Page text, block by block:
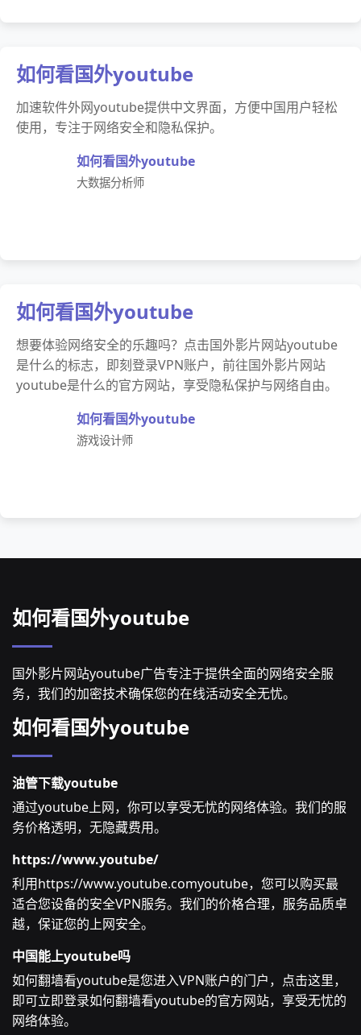
如何看国外youtube
加速软件外网youtube提供中文界面，方便中国用户轻松
使用，专注于网络安全和隐私保护。
如何看国外youtube
大数据分析师
如何看国外youtube
想要体验网络安全的乐趣吗？点击国外影片网站youtube
是什么的标志，即刻登录VPN账户，前往国外影片网站
youtube是什么的官方网站，享受隐私保护与网络自由。
如何看国外youtube
游戏设计师
如何看国外youtube
国外影片网站youtube广告专注于提供全面的网络安全服
务，我们的加密技术确保您的在线活动安全无忧。
如何看国外youtube
油管下载youtube
通过youtube上网，你可以享受无忧的网络体验。我们的服
务价格透明，无隐藏费用。
https://www.youtube/
利用https://www.youtube.comyoutube，您可以购买最
适合您设备的安全VPN服务。我们的价格合理，服务品质卓
越，保证您的上网安全。
中国能上youtube吗
如何翻墙看youtube是您进入VPN账户的门户，点击这里，
即可立即登录如何翻墙看youtube的官方网站，享受无忧的
网络体验。